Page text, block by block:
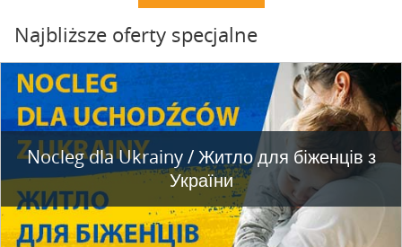
Najbliższe oferty specjalne
Nocleg dla Ukrainy / Житло для бiженцiв з
України